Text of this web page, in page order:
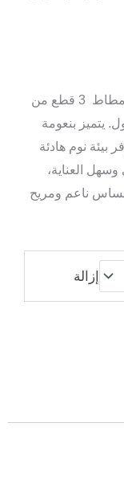
جدّد مظهر غرفة نومك مع طقم شرشف مطاط 3 قطع من
يتميز بنعومة
نوم هادئة
العناية،
ناعم ومريح
إزالة